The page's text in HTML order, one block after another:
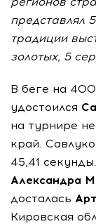
представлял
традиции
золотых, 5
В беге на
удостоился
на турнире
край.
45,41
Александра
досталась
Кировская